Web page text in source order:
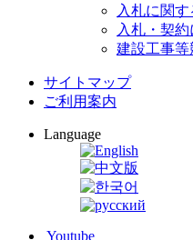
入札に関
入札・契
建設工事
サイトマップ
ご利用案内
Language
Youtube